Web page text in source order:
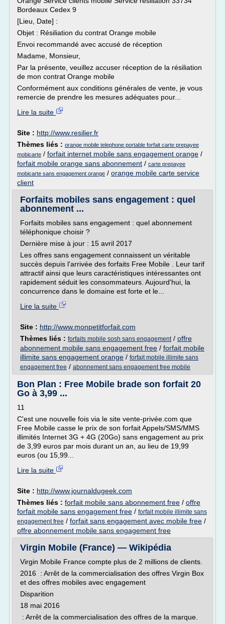
Bordeaux Cedex 9
[Lieu, Date] :
Objet : Résiliation du contrat Orange mobile
Envoi recommandé avec accusé de réception
Madame, Monsieur,
Par la présente, veuillez accuser réception de la résiliation
de mon contrat Orange mobile
Conformément aux conditions générales de vente, je vous
remercie de prendre les mesures adéquates pour...
Lire la suite
Site : http://www.resilier.fr
Thèmes liés : orange mobile telephone portable forfait carte prepayee
mobicarte / forfait internet mobile sans engagement orange /
forfait mobile orange sans abonnement / carte prepayee
mobicarte sans engagement orange / orange mobile carte service
client
Forfaits mobiles sans engagement : quel
abonnement ...
Forfaits mobiles sans engagement : quel abonnement
téléphonique choisir ?
Dernière mise à jour : 15 avril 2017
Les offres sans engagement connaissent un véritable
succès depuis l'arrivée des forfaits Free Mobile . Leur tarif
attractif ainsi que leurs caractéristiques intéressantes ont
rapidement séduit les consommateurs. Aujourd'hui, la
concurrence dans le domaine est forte et le...
Lire la suite
Site : http://www.monpetitforfait.com
Thèmes liés : forfaits mobile sosh sans engagement/ offre
abonnement mobile sans engagement free / forfait mobile
illimite sans engagement orange / forfait mobile illimite sans
engagement free / abonnement sans engagement free mobile
Bon Plan : Free Mobile brade son forfait 20
Go à 3,99 ...
11
C'est une nouvelle fois via le site vente-privée.com que
Free Mobile casse le prix de son forfait Appels/SMS/MMS
illimités Internet 3G + 4G (20Go) sans engagement au prix
de 3,99 euros par mois durant un an, au lieu de 19,99
euros (ou 15,99...
Lire la suite
Site : http://www.journaldugeek.com
Thèmes liés : forfait mobile sans abonnement free / offre
forfait mobile sans engagement free / forfait mobile illimite sans
engagement free / forfait sans engagement avec mobile free /
offre abonnement mobile sans engagement free
Virgin Mobile (France) — Wikipédia
Virgin Mobile France compte plus de 2 millions de clients.
2016 : Arrêt de la commercialisation des offres Virgin Box
et des offres mobiles avec engagement
Disparition
18 mai 2016
: Arrêt de la commercialisation des offres de la marque.